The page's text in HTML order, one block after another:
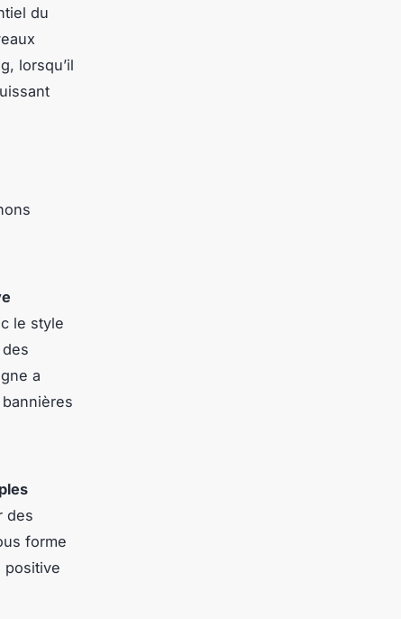
du
lorsqu’il
le style
a
des
forme
positive